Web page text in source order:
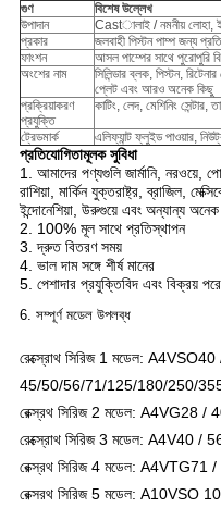
গুণ
বিশেষ উল্লেখ
উপাদান
Castালাই / নমনীয় লোহা,
প্রকার
জলবাহী পিস্টন পাম্প জন্য
ফাংশন
আসল পাম্পের সাথে পুরোপুরি
অংশের নাম
সিলিন্ডার ব্লক, পিস্টন,
প্লেট এবং আরও অনেক কিছু
প্রক্রিয়াকরণ
প্রযুক্তি
কাটিং, লেদ, মেশিনিং
ট্রেডমার্ক এলিফ্যান্ট ফ্লুইড পাওয়ার,
প্রতিযোগিতামূলক সুবিধা
1. আমাদের পণ্যগুলি জার্মানি, নরওয়ে,
রাশিয়া, মার্কিন যুক্তরাষ্ট্র, ব্রাজিল,
ইন্দোনেশিয়া, উরুগুয়ে এবং অন্যান্য
2. 100% মূল সাথে প্রতিস্থাপন
3. দ্রুত বিতরণ সময়
4. ভাল দাম সঙ্গে শীর্ষ মানের
5. পেশাদার প্রযুক্তিবিদ এবং বিক্রয় পরে
6. সম্পূর্ণ মডেল উপলব্ধ
রেক্স্রোথ সিরিজ 1 মডেল: A4VSO40
45/50/56/71/125/180/250/
রেক্স্রথ সিরিজ 2 মডেল:
রেক্স্রোথ সিরিজ 3 মডেল:
রেক্স্রথ সিরিজ 4 মডেল: A4VTG71
রেক্সরথ সিরিজ 5 মডেল: